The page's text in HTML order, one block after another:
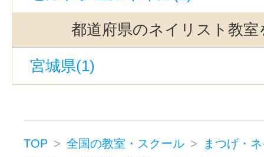
都道府県のネイリスト教室
宮城県(1)
TOP 全国の教室・スクール
まつげ・